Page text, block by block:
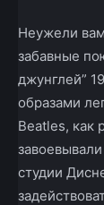
Неужели
забавные
джунглей”
образами
Beatles, как
студии